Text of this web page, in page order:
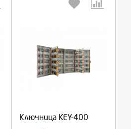
Ключница KEY-400
Выберите количество: